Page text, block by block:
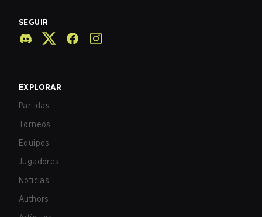
SEGUIR
EXPLORAR
Partidas
Torneos
Equipos
Jugadores
Noticias
Authors